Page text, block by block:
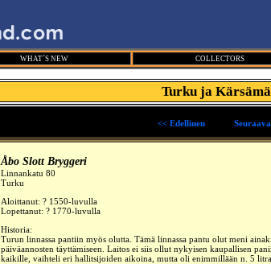
WHAT´S NEW COLLECTORS
Turku ja
<< Edellinen
Åbo Slott Bryggeri
Linnankatu 80
Turku
Aloittanut: ? 1550-luvulla
Lopettanut: ? 1770-luvulla
Historia:
Turun linnassa pantiin myös olutta. Tämä linnassa pantu olut meni
päiväannosten täyttämiseen. Laitos ei siis ollut nykyisen kaupallisen
kaikille, vaihteli eri hallitsijoiden aikoina, mutta oli enimmillään n. 5